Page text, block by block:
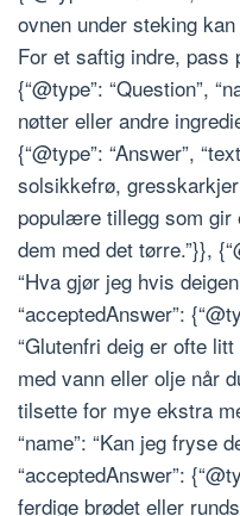
ovnen under steking
For et saftig indre, pass
{“@type”: “Question”,
nøtter eller andre
{“@type”: “Answer”,
solsikkefrø,
populære tillegg som
dem med det tørre.”}},
“Hva gjør jeg hvis
“acceptedAnswer”:
“Glutenfri deig er ofte
med vann eller olje når
tilsette for mye ekstra
“name”: “Kan jeg fryse
“acceptedAnswer”:
ferdige brødet eller